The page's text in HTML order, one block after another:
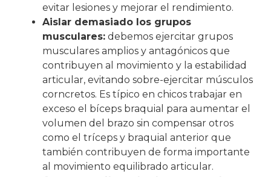
evitar lesiones y mejorar el rendimiento.
Aislar demasiado los grupos
musculares: debemos ejercitar grupos
musculares amplios y antagónicos que
contribuyen al movimiento y la estabilidad
articular, evitando sobre-ejercitar músculos
corncretos. Es típico en chicos trabajar en
exceso el bíceps braquial para aumentar el
volumen del brazo sin compensar otros
como el tríceps y braquial anterior que
también contribuyen de forma importante
al movimiento equilibrado articular.